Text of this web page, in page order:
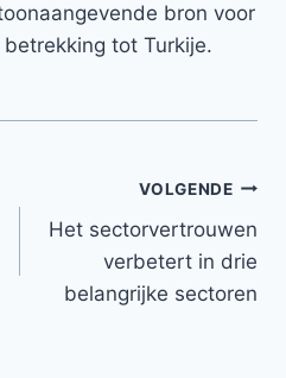
bron voor
tot Turkije.
VOLGENDE
Het sectorvertrouwen
verbetert in drie
belangrijke sectoren